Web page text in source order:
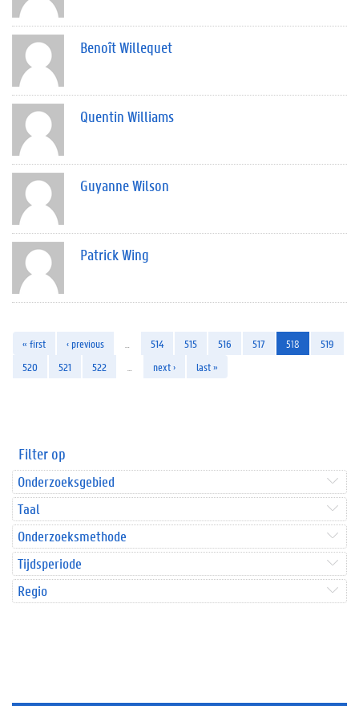
Benoît Willequet
Quentin Williams
Guyanne Wilson
Patrick Wing
« first ‹ previous 514 515 516 517 518
519
520
521 522 next › last »
Filter op
Onderzoeksgebied
Taal
Onderzoeksmethode
Tijdsperiode
Regio